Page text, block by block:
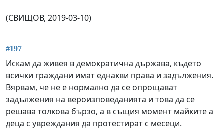
(СВИЩОВ, 2019-03-10)
#197
Искам да живея в демократична държава, където
всички граждани имат еднакви права и задължения.
Вярвам, че не е нормално да се опрощават
задължения на вероизповеданията и това да се
решава толкова бързо, а в същия момент майките а
деца с увреждания да протестират с месеци.